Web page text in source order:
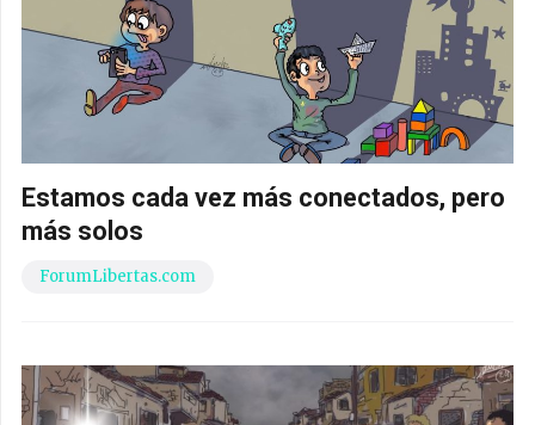
Estamos cada vez más conectados, pero
más solos
ForumLibertas.com